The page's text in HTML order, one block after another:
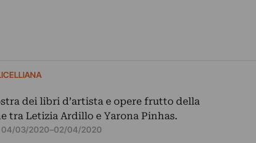
dei libri d’artista e opere frutto della
tra Letizia Ardillo e Yarona Pinhas.
04/03/2020–02/04/2020